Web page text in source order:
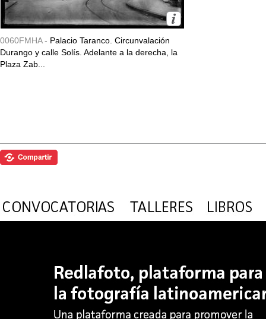
0060FMHA - Palacio Taranco. Circunvalación
Durango y calle Solís. Adelante a la derecha, la
Plaza Zab...